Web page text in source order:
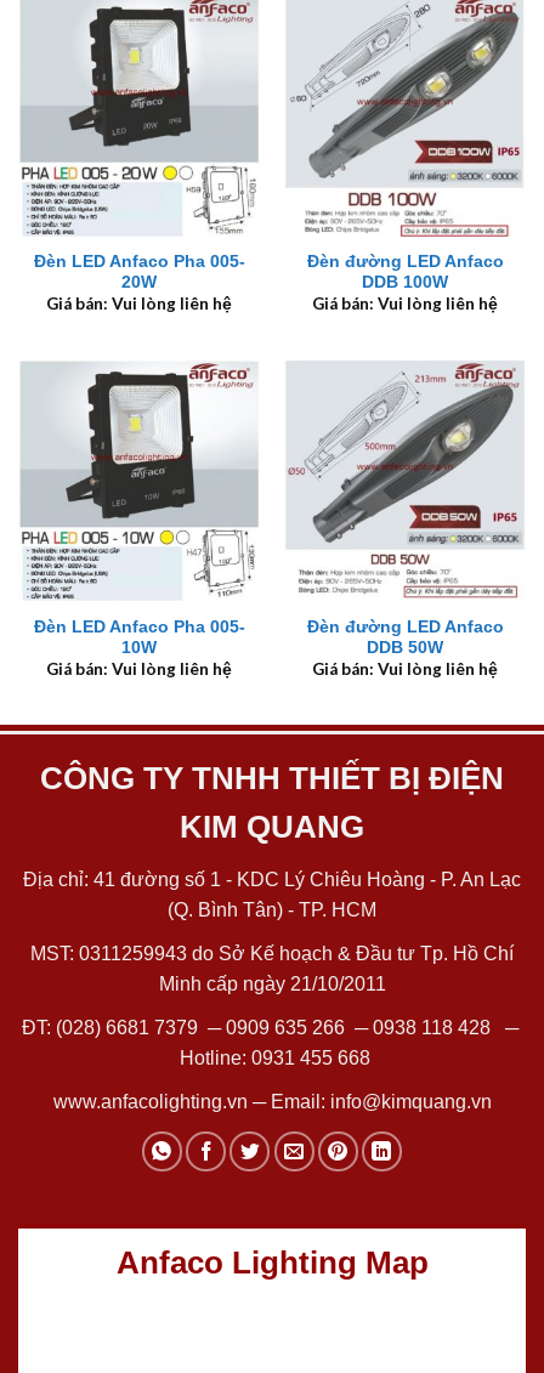
Đèn LED Anfaco Pha 005-
20W
Giá bán: Vui lòng liên hệ
Đèn đường LED Anfaco
DDB 100W
Giá bán: Vui lòng liên hệ
Đèn LED Anfaco Pha 005-
10W
Giá bán: Vui lòng liên hệ
Đèn đường LED Anfaco
DDB 50W
Giá bán: Vui lòng liên hệ
CÔNG TY TNHH THIẾT BỊ ĐIỆN
KIM QUANG
Địa chỉ: 41 đường số 1 - KDC Lý Chiêu Hoàng - P. An Lạc
(Q. Bình Tân) - TP. HCM
MST: 0311259943 do Sở Kế hoạch & Đầu tư Tp. Hồ Chí
Minh cấp ngày 21/10/2011
ĐT: (028) 6681 7379 ─0909 635 266─0938 118 428─
Hotline: 0931 455 668
www.anfacolighting.vn ─ Email: info@kimquang.vn
Anfaco Lighting Map